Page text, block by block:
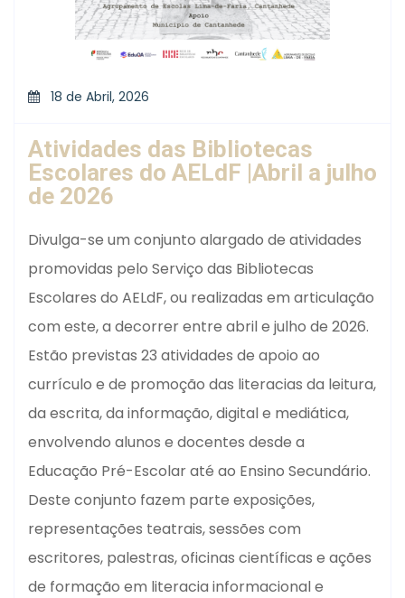
18 de Abril, 2026
Atividades das Bibliotecas
Escolares do AELdF |Abril a julho
de 2026
Divulga-se um conjunto alargado de atividades
promovidas pelo Serviço das Bibliotecas
Escolares do AELdF, ou realizadas em articulação
com este, a decorrer entre abril e julho de 2026.
Estão previstas 23 atividades de apoio ao
currículo e de promoção das literacias da leitura,
da escrita, da informação, digital e mediática,
envolvendo alunos e docentes desde a
Educação Pré-Escolar até ao Ensino Secundário.
Deste conjunto fazem parte exposições,
representações teatrais, sessões com
escritores, palestras, oficinas científicas e ações
de formação em literacia informacional e